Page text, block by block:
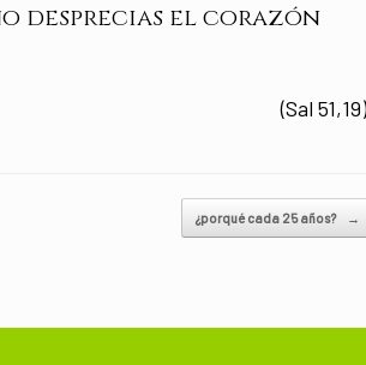
desprecias el corazón
(Sal
¿porqué cada 25 años? →